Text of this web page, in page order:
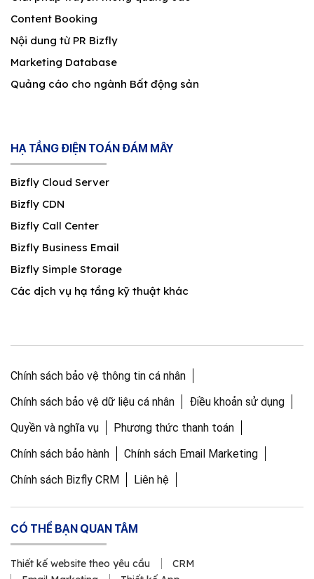
Content Booking
Nội dung từ PR Bizfly
Marketing Database
Quảng cáo cho ngành Bất động sản
HẠ TẦNG ĐIỆN TOÁN ĐÁM MÂY
Bizfly Cloud Server
Bizfly CDN
Bizfly Call Center
Bizfly Business Email
Bizfly Simple Storage
Các dịch vụ hạ tầng kỹ thuật khác
Chính sách bảo vệ thông tin cá nhân
Chính sách bảo vệ dữ liệu cá nhân
Điều khoản sử dụng
Quyền và nghĩa vụ
Phương thức thanh toán
Chính sách bảo hành
Chính sách Email Marketing
Chính sách Bizfly CRM
Liên hệ
CÓ THỂ BẠN QUAN TÂM
Thiết kế website theo yêu cầu
CRM